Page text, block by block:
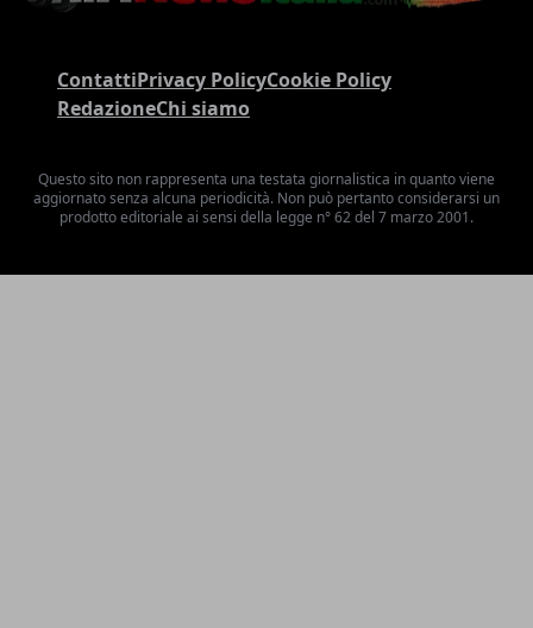
ContattiPrivacy PolicyCookie Policy
RedazioneChi siamo
Questo sito non rappresenta una testata giornalistica in quanto viene
aggiornato senza alcuna periodicità. Non può pertanto considerarsi un
prodotto editoriale ai sensi della legge n° 62 del 7 marzo 2001.